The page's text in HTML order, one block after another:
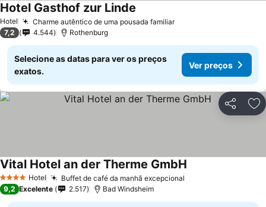
Hotel Charme autêntico de uma pousada familiarVer preços
Hotel Gasthof zur Linde
7,2 4.544 Rothenburg
Selecione as datas para ver os preços
exatos.
Ver preços
Partilhar
4 EstrelasHotel Buffet de café da manhã excepcional
Vital Hotel an der Therme GmbH
9,2 Excelente 2.517 Bad Windsheim